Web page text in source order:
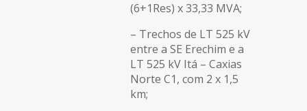
(6+1Res) x 33,33 MVA;
– Trechos de LT 525 kV
entre a SE Erechim e a
LT 525 kV Itá – Caxias
Norte C1, com 2 x 1,5
km;